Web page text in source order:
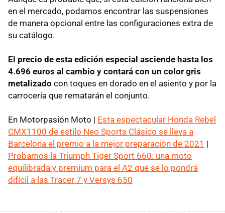
en el mercado, podamos encontrar las suspensiones
de manera opcional entre las configuraciones extra de
su catálogo.
El precio de esta edición especial asciende hasta los
4.696 euros al cambio y contará con un color gris
metalizado con toques en dorado en el asiento y por la
carrocería que rematarán el conjunto.
En Motorpasión Moto | Esta espectacular Honda Rebel
CMX1100 de estilo Neo Sports Clásico se lleva a
Barcelona el premio a la mejor preparación de 2021 |
Probamos la Triumph Tiger Sport 660: una moto
equilibrada y premium para el A2 que se lo pondrá
difícil a las Tracer 7 y Versys 650